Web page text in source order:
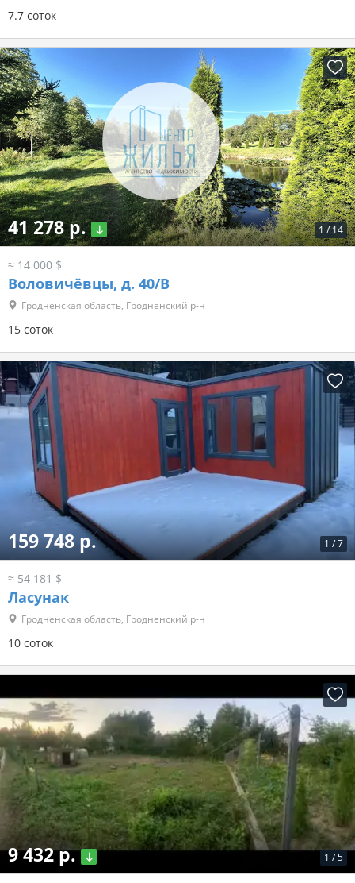
7.7 соток
1 / 14
41 278 р.
≈ 14 000 $
Воловичёвцы, д. 40/В
Гродненская область, Гродненский р-н
15 соток
1 /7
159 748 р.
≈ 54 181 $
Ласунак
Гродненская область, Гродненский р-н
10 соток
1 /5
9 432 р.